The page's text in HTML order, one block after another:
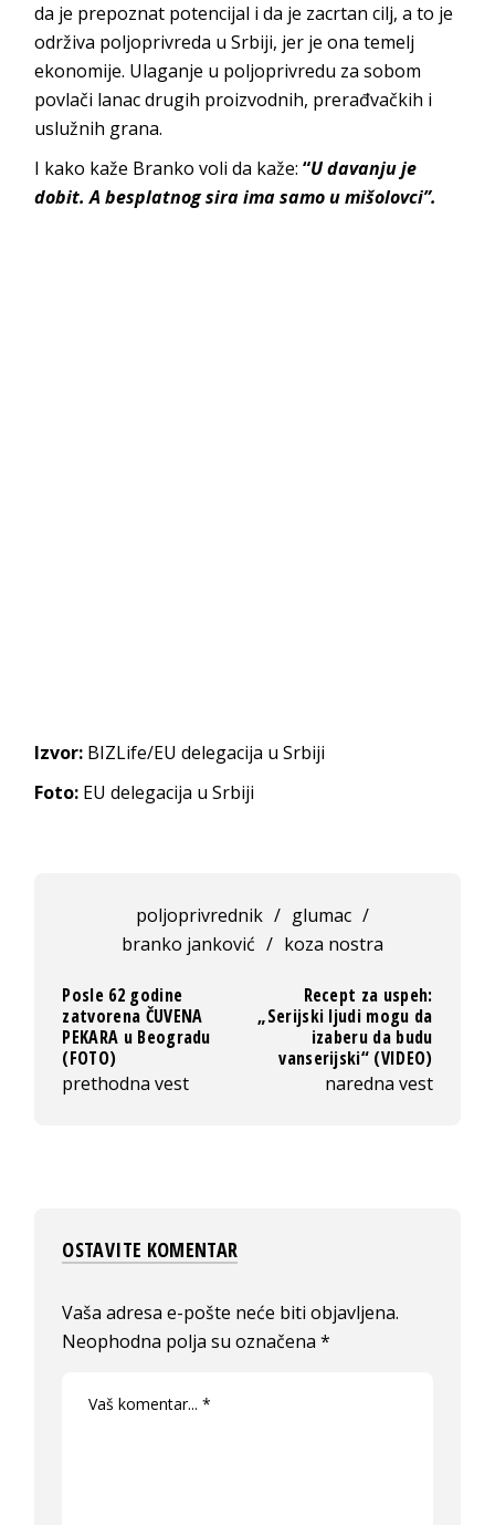
da je prepoznat potencijal i da je zacrtan cilj, a to je
održiva poljoprivreda u Srbiji, jer je ona temelj
ekonomije. Ulaganje u poljoprivredu za sobom
povlači lanac drugih proizvodnih, prerađvačkih i
uslužnih grana.
I kako kaže Branko voli da kaže:“U davanju je
dobit. A besplatnog sira ima samo u mišolovci”.
Izvor: BIZLife/EU delegacija u Srbiji
Foto: EU delegacija u Srbiji
poljoprivrednik / glumac /
branko janković / koza nostra
Posle 62 godine
zatvorena ČUVENA
PEKARA u Beogradu
(FOTO)
prethodna vest
Recept za uspeh:
„Serijski ljudi mogu da
izaberu da budu
vanserijski“ (VIDEO)
naredna vest
OSTAVITE KOMENTAR
Vaša adresa e-pošte neće biti objavljena.
Neophodna polja su označena*